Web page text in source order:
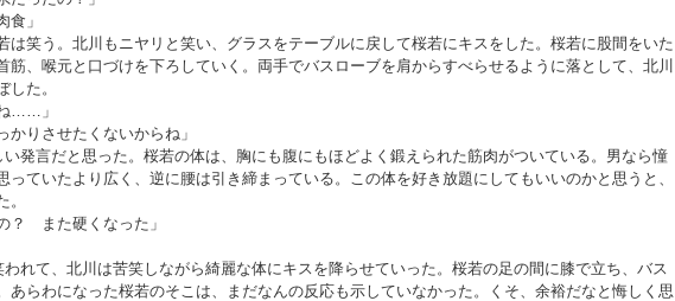
食」
は笑う。北川もニヤリと笑い、グラスをテーブルに戻して桜若にキスをした。桜若に股間をいた
筋、喉元と口づけを下ろしていく。両手でバスローブを肩からすべらせるように落として、北川
した。
……」
かりさせたくないからね」
発言だと思った。桜若の体は、胸にも腹にもほどよく鍛えられた筋肉がついている。男なら憧
っていたより広く、逆に腰は引き締まっている。この体を好き放題にしてもいいのかと思うと、
？ また硬くなった」
れて、北川は苦笑しながら綺麗な体にキスを降らせていった。桜若の足の間に膝で立ち、バス
あらわになった桜若のそこは、まだなんの反応も示していなかった。くそ、余裕だなと悔しく思